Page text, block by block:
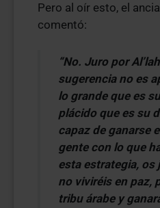
Pero al oír esto, el
comentó:
“No. Juro por
sugerencia no es
lo grande que es
plácido que es su
capaz de ganarse
gente con lo que
esta estrategia, os
no viviréis en paz,
tribu árabe y